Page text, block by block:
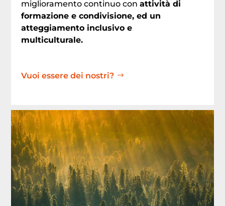
miglioramento continuo conattività di
formazione e condivisione, ed un
atteggiamento inclusivo e
multiculturale.
Vuoi essere dei nostri?